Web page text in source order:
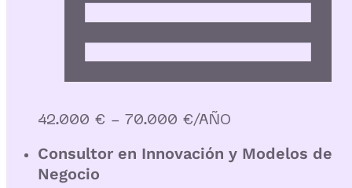
42.000 € - 70.000 €/AÑO
Consultor en Innovación y Modelos de
Negocio